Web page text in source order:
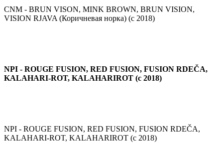
CNM - BRUN VISON, MINK BROWN, BRUN VISION,
VISION RJAVA (Коричневая норка) (с 2018)
NPI - ROUGE FUSION, RED FUSION, FUSION RDEČA,
KALAHARI-ROT, KALAHARIROT (с 2018)
NPI - ROUGE FUSION, RED FUSION, FUSION RDEČA,
KALAHARI-ROT, KALAHARIROT (с 2018)